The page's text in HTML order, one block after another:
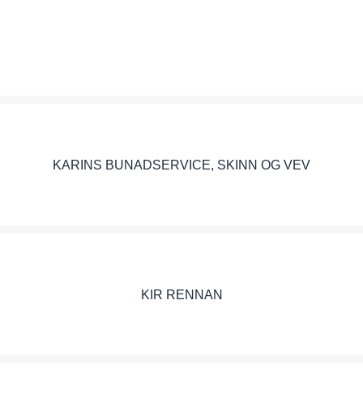
KARINS BUNADSERVICE, SKINN OG VEV
KIR RENNAN